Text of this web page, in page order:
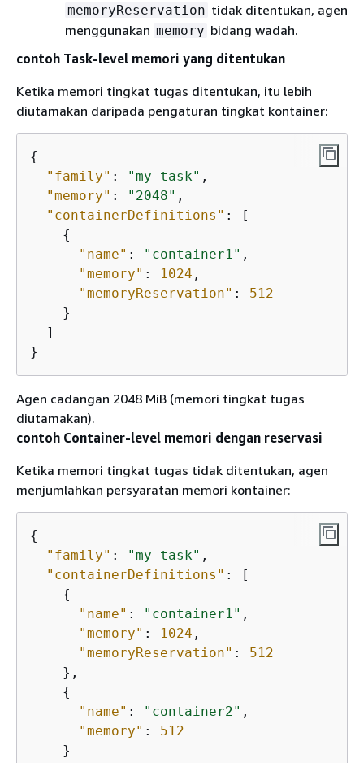
memoryReservation tidak ditentukan, agen
menggunakan memory bidang wadah.
contoh Task-level memori yang ditentukan
Ketika memori tingkat tugas ditentukan, itu lebih
diutamakan daripada pengaturan tingkat kontainer:
{
"family" : "my-task" ,
"memory" : "2048" ,
"containerDefinitions" : [
{
"name" : "container1" ,
"memory" : 1024 ,
"memoryReservation" : 512
    }
  ]
}
Agen cadangan 2048 MiB (memori tingkat tugas
diutamakan).
contoh Container-level memori dengan reservasi
Ketika memori tingkat tugas tidak ditentukan, agen
menjumlahkan persyaratan memori kontainer:
{
"family" : "my-task" ,
"containerDefinitions" : [
{
"name" : "container1" ,
"memory" : 1024 ,
"memoryReservation" : 512
    },
{
"name" : "container2" ,
"memory" : 512
    }